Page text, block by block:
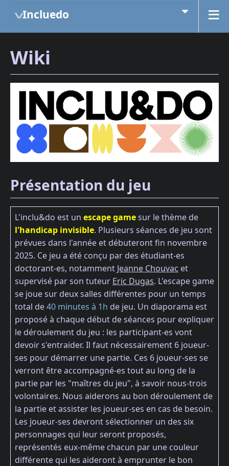
Incluedo
Wiki
Présentation du jeu
L'inclu&do est un escape gamesur le thème de
l'handicap invisible. Plusieurs séances de jeu sont
prévues dans l'année et débuteront fin novembre
2025. Ce jeu a été conçu par des étudiant-es
doctorant-es, notamment Jeanne Chouvac et
supervisé par son tuteur Eric Dugas. L'escape game
se joue sur deux salles différentes pour un temps
total de40 minutes à 1h de jeu. Un diaporama est
proposé à chaque début de séances pour expliquer
le déroulement du jeu : les participant-es vont
devoir s'entraider. Il faut nécessairement 6 joueur-
ses pour démarrer une partie. Ces 6 joueur-ses se
verront être accompagné-es tout au long de la
partie par les "maîtres du jeu", à savoir nous-trois
volontaires. Nous aiderons au bon déroulement de
la partie et assister les joueur-ses en cas de besoin.
Les joueur-ses devront sélectionner un des six
personnages qui leur seront proposés,
représentés eux-même chacun par une couleur
différente qui les aideront à emprunter le bon